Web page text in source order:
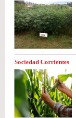
Sociedad Corrientes